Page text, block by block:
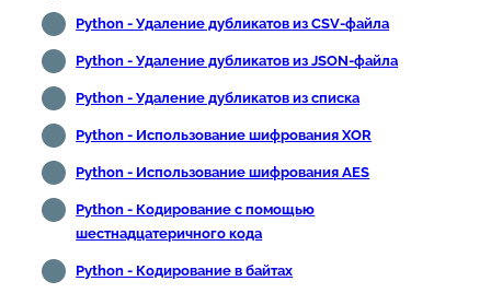
Python - Удаление дубликатов из CSV-файла
Python - Удаление дубликатов из JSON-файла
Python - Удаление дубликатов из списка
Python - Использование шифрования XOR
Python - Использование шифрования AES
Python - Кодирование с помощью
шестнадцатеричного кода
Python - Кодирование в байтах